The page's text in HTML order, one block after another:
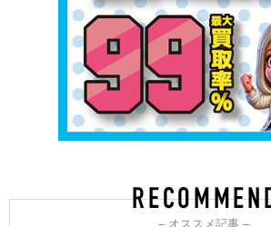
– オススメ記事 –